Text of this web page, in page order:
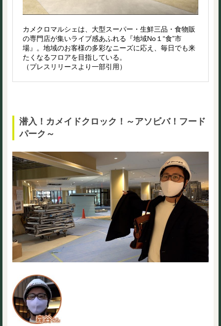
カメクロマルシェは、大型スーパー・生鮮三品・食物販
の専門店が集いライブ感あふれる『地域No１“食”市
場』。地域のお客様の多彩なニーズに応え、毎日でも来
たくなるフロアを目指している。
（プレスリリースより一部引用）
潜入！カメイドクロック！～アソビバ！フード
パーク～